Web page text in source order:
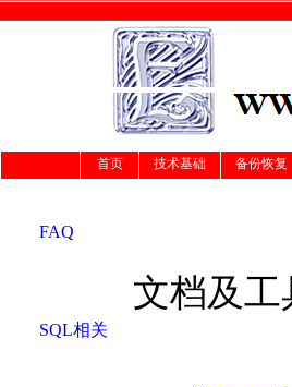
首页 技术基础 备份恢复
FAQ
SQL相关
文档及工